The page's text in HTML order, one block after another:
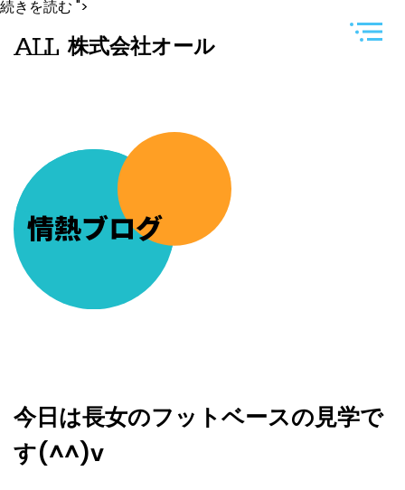
続きを読む 今
は
長
ー
で
す
">
株式会社オール
情熱ブログ
今日は長女のフットベースの見学で
す(^^)v